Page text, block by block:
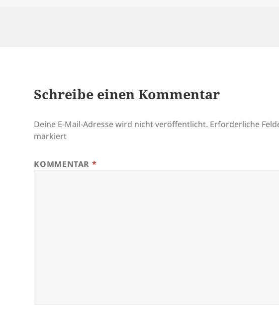
Schreibe einen Kommentar
Deine E-Mail-Adresse wird nicht veröffentlicht. Erforderliche
markiert
KOMMENTAR *